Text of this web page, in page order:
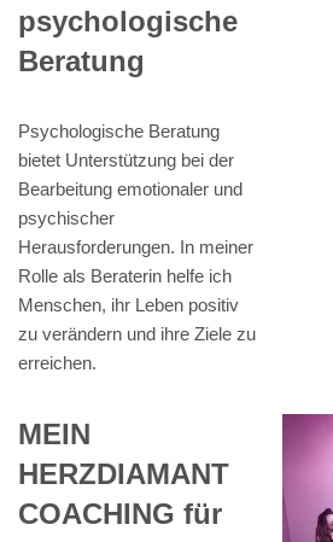
psychologische
Beratung
Psychologische Beratung
bietet Unterstützung bei der
Bearbeitung emotionaler und
psychischer
Herausforderungen. In meiner
Rolle als Beraterin helfe ich
Menschen, ihr Leben positiv
zu verändern und ihre Ziele zu
erreichen.
MEIN
HERZDIAMANT
COACHING für